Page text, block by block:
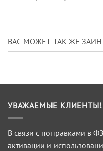
цена
ВАС МОЖЕТ ТАК ЖЕ
УВАЖАЕМЫЕ КЛИЕНТЫ!
В связи с поправками в
активации и